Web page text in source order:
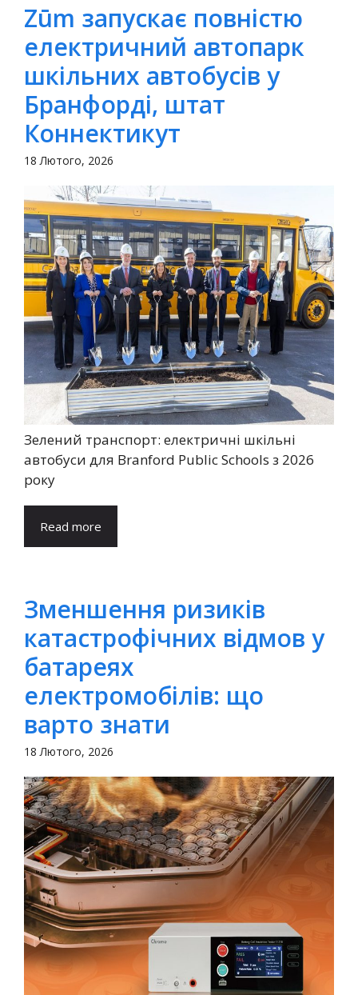
Zūm запускає повністю
електричний автопарк
шкільних автобусів у
Бранфорді, штат
Коннектикут
18 Лютого, 2026
Зелений транспорт: електричні шкільні
автобуси для Branford Public Schools з 2026
року
Read more
Зменшення ризиків
катастрофічних відмов у
батареях
електромобілів: що
варто знати
18 Лютого, 2026